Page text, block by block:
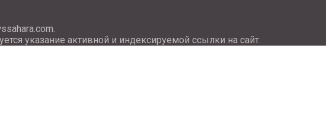
указание активной и индексируемой ссылки на сайт.